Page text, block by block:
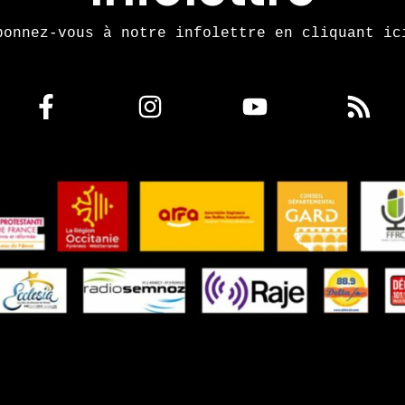
vous à notre infolettre en cliquant